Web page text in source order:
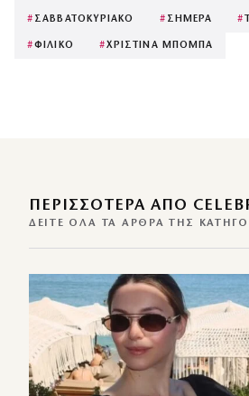
# ΣΑΒΒΑΤΟΚΥΡΙΑΚΟ # ΣΗΜΕΡΑ #
#ΦΙΛΙΚΟ #ΧΡΙΣΤΙΝΑ ΜΠΟΜΠΑ
ΠΕΡΙΣΣΌΤΕΡΑ ΑΠΌ
ΔΕΊΤΕ ΌΛΑ ΤΑ ΆΡΘΡΑ ΤΗΣ